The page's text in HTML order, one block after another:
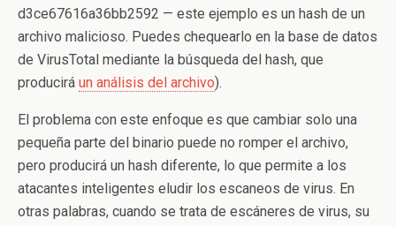
d3ce67616a36bb2592 — este ejemplo es un hash de un
archivo malicioso. Puedes chequearlo en la base de datos
de VirusTotal mediante la búsqueda del hash, que
producirá un análisis del archivo).
El problema con este enfoque es que cambiar solo una
pequeña parte del binario puede no romper el archivo,
pero producirá un hash diferente, lo que permite a los
atacantes inteligentes eludir los escaneos de virus. En
otras palabras, cuando se trata de escáneres de virus, su